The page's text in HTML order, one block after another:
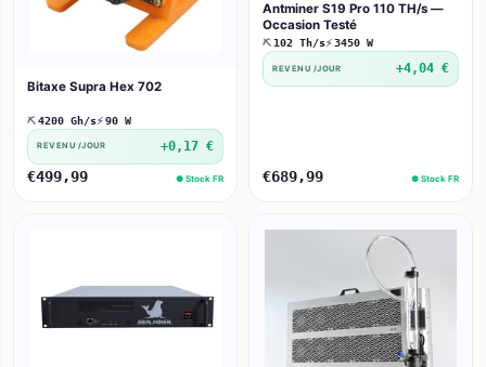
Bitaxe Supra Hex 702
⛏4200 Gh/s⚡90 W
REVENU /JOUR +0,17 €
€499,99 ● Stock FR
Antminer S19 Pro 110 TH/s —
Occasion Testé
⛏ 102 Th/s⚡3450 W
REVENU /JOUR +4,04 €
€689,99 ● Stock FR